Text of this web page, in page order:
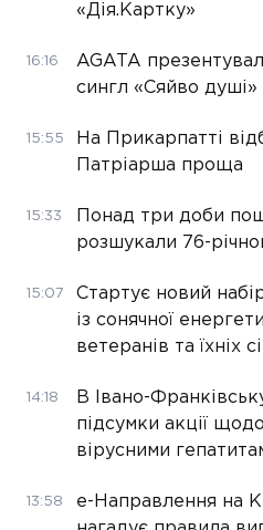
«Дія.Картку»
16:16
AGATA
сингл «Сяйво душі»
15:55
На Прикарпатті
Патріарша проща
15:33
Понад три доби
розшукали 76-
15:07
Стартує новий
із сонячної
ветеранів та їхніх
14:18
В Івано-
підсумки акції
вірусними
13:58
е-Направлення на